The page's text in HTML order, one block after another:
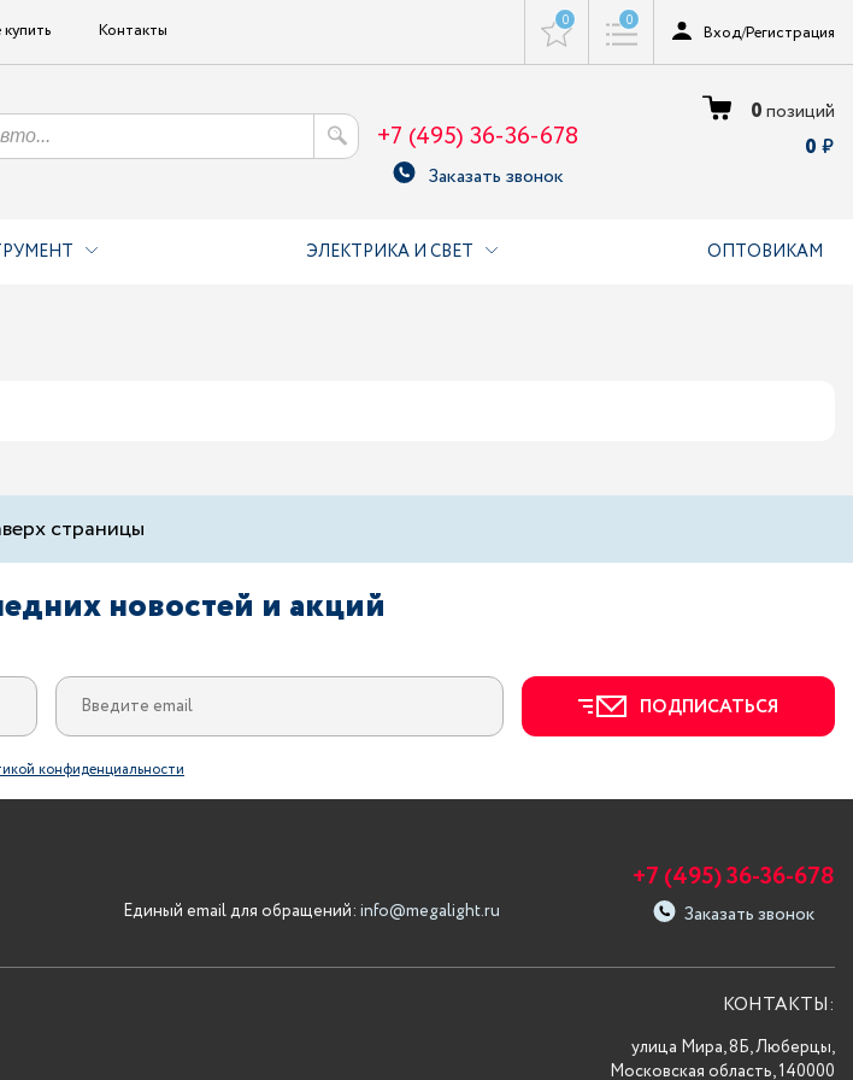
купить Контакты 0 0
Вход/Регистрация
+7 (495) 36-36-678
Заказать звонок
0позиций
0
ЭЛЕКТРИКА И СВЕТ ОПТОВИКАМ
страницы
новостей и акций
ПОДПИСАТЬСЯ
конфиденциальности
Единый email для обращений: info@megalight.ru
+7 (495) 36-36-678
Заказать звонок
КОНТАКТЫ:
улица Мира, 8Б, Люберцы,
Московская область, 140000